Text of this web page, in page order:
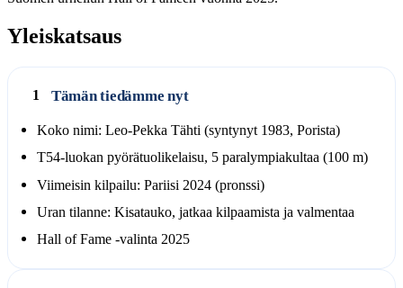
Yleiskatsaus
1 Tämän tiedämme nyt
Koko nimi: Leo-Pekka Tähti (syntynyt 1983, Porista)
T54-luokan pyörätuolikelaisu, 5 paralympiakultaa (100 m)
Viimeisin kilpailu: Pariisi 2024 (pronssi)
Uran tilanne: Kisatauko, jatkaa kilpaamista ja valmentaa
Hall of Fame -valinta 2025